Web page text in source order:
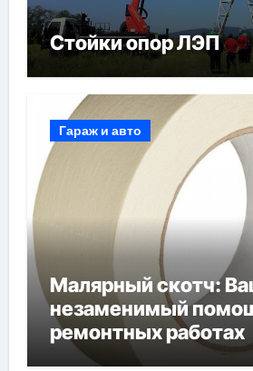
Стойки опор ЛЭП
Гараж и авто
Малярный скотч:
незаменимый
ремонтных работах